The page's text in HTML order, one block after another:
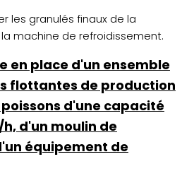
les granulés finaux de la
machine de refroidissement.
en place d'un ensemble
flottantes de production
d'une capacité
d'un moulin de
équipement de